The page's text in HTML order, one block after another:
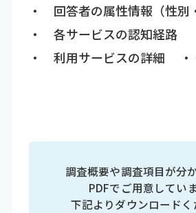
・ 回答者の属性情報（性別
・ 各サービスの認知経路
・ 利用サービスの詳細 ・
調査概要や調査項目が分
PDFでご用意していま
下記よりダウンロードく